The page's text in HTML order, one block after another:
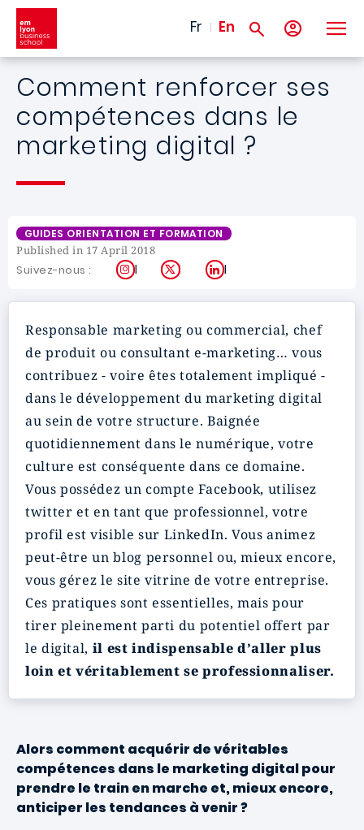
Skip to main content
Fr En
Comment renforcer ses
compétences dans le
marketing digital ?
GUIDES ORIENTATION ET FORMATION
Published in 17 April 2018
Suivez-nous : Instagram
X LinkedIn
Responsable marketing ou commercial, chef
de produit ou consultant e-marketing… vous
contribuez - voire êtes totalement impliqué -
dans le développement du marketing digital
au sein de votre structure. Baignée
quotidiennement dans le numérique, votre
culture est conséquente dans ce domaine.
Vous possédez un compte Facebook, utilisez
twitter et en tant que professionnel, votre
profil est visible sur LinkedIn. Vous animez
peut-être un blog personnel ou, mieux encore,
vous gérez le site vitrine de votre entreprise.
Ces pratiques sont essentielles, mais pour
tirer pleinement parti du potentiel offert par
le digital, il est indispensable d’aller plus
loin et véritablement se professionnaliser.
Alors comment acquérir de véritables
compétences dans le marketing digital pour
prendre le train en marche et, mieux encore,
anticiper les tendances à venir ?